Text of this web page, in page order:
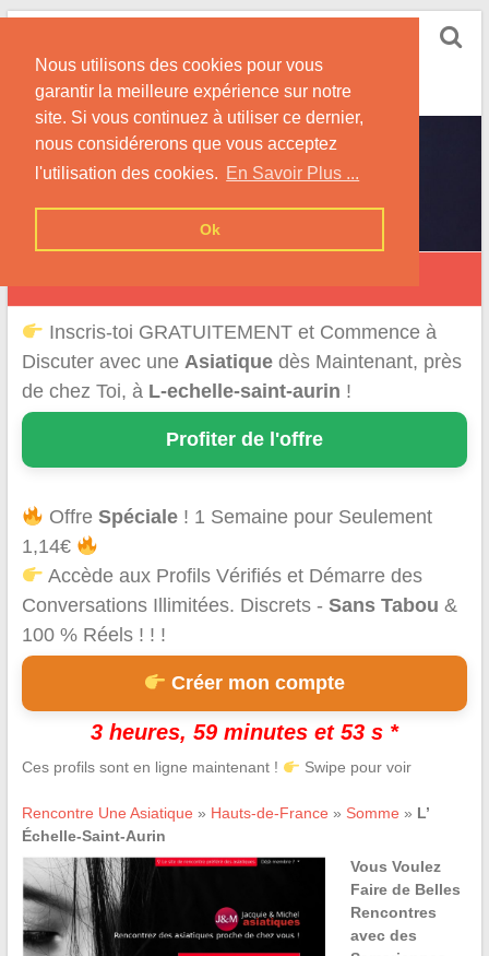
Nous utilisons des cookies pour vous
garantir la meilleure expérience sur notre
site. Si vous continuez à utiliser ce dernier,
nous considérerons que vous acceptez
l'utilisation des cookies. En Savoir Plus ...
Ok
Skip
content
Conseils pour la Rencontre d'une Femme
Originaire d'Asie !
Inscris-toi GRATUITEMENT et Commence à
Discuter avec une Asiatiquedès Maintenant, près
de chez Toi, à L-echelle-saint-aurin !
Profiter de l'offre
OffreSpéciale ! 1 Semaine pour Seulement
1,14€
Accède aux Profils Vérifiés et Démarre des
Conversations Illimitées. Discrets - Sans Tabou &
100 % Réels ! ! !
Créer mon compte
3 heures, 59 minutes et 53 s *
Ces profils sont en ligne maintenant ! Swipe pour voir
Rencontre Une Asiatique » Hauts-de-France » Somme » L’
Échelle-Saint-Aurin
Vous Voulez
Faire de Belles
Rencontres
avec des